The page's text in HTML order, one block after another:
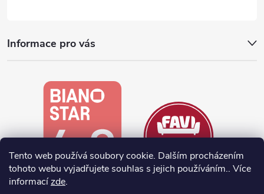
Tento web používá soubory cookie. Dalším procházením
tohoto webu vyjadřujete souhlas s jejich používáním.. Více
informacízde.
Informace pro vás